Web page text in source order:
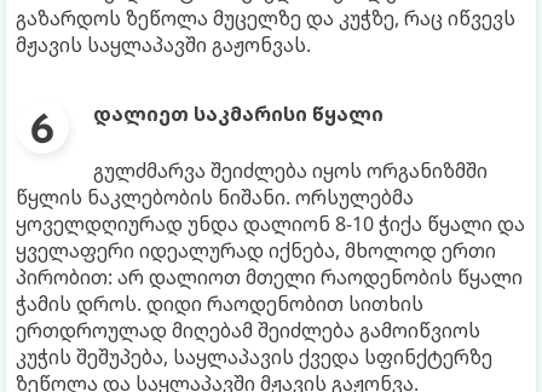
გაზარდოს ზეწოლა მუცელზე და კუჭზე, რაც იწვევს
მჟავის საყლაპავში გაჟონვას.
დალიეთ საკმარისი წყალი
გულძმარვა შეიძლება იყოს ორგანიზმში
წყლის ნაკლებობის ნიშანი. ორსულებმა
ყოველდღიურად უნდა დალიონ 8-10 ჭიქა წყალი და
ყველაფერი იდეალურად იქნება, მხოლოდ ერთი
პირობით: არ დალიოთ მთელი რაოდენობის წყალი
ჭამის დროს. დიდი რაოდენობით სითხის
ერთდროულად მიღებამ შეიძლება გამოიწვიოს
კუჭის შეშუპება, საყლაპავის ქვედა სფინქტერზე
ზეწოლა და საყლაპავში მჟავის გაჟონვა.